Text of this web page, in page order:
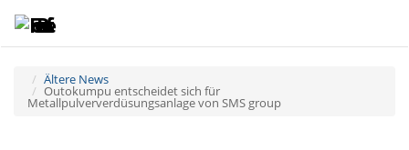
Ältere News
Outokumpu entscheidet sich für
Metallpulververdüsungsanlage von SMS group